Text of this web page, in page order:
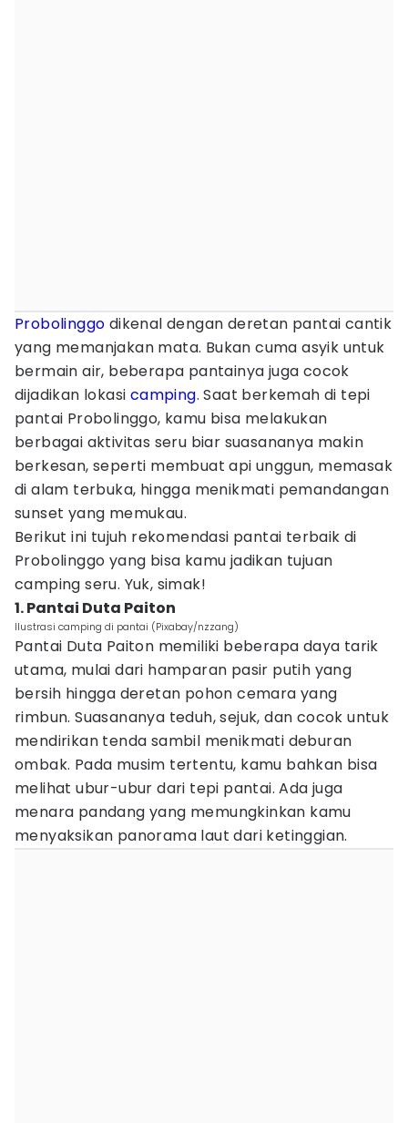
Probolinggo dikenal dengan deretan pantai cantik
yang memanjakan mata. Bukan cuma asyik untuk
bermain air, beberapa pantainya juga cocok
dijadikan lokasi camping. Saat berkemah di tepi
pantai Probolinggo, kamu bisa melakukan
berbagai aktivitas seru biar suasananya makin
berkesan, seperti membuat api unggun, memasak
di alam terbuka, hingga menikmati pemandangan
sunset yang memukau.
Berikut ini tujuh rekomendasi pantai terbaik di
Probolinggo yang bisa kamu jadikan tujuan
camping seru. Yuk, simak!
1. Pantai Duta Paiton
Ilustrasi camping di pantai (Pixabay/nzzang)
Pantai Duta Paiton memiliki beberapa daya tarik
utama, mulai dari hamparan pasir putih yang
bersih hingga deretan pohon cemara yang
rimbun. Suasananya teduh, sejuk, dan cocok untuk
mendirikan tenda sambil menikmati deburan
ombak. Pada musim tertentu, kamu bahkan bisa
melihat ubur-ubur dari tepi pantai. Ada juga
menara pandang yang memungkinkan kamu
menyaksikan panorama laut dari ketinggian.